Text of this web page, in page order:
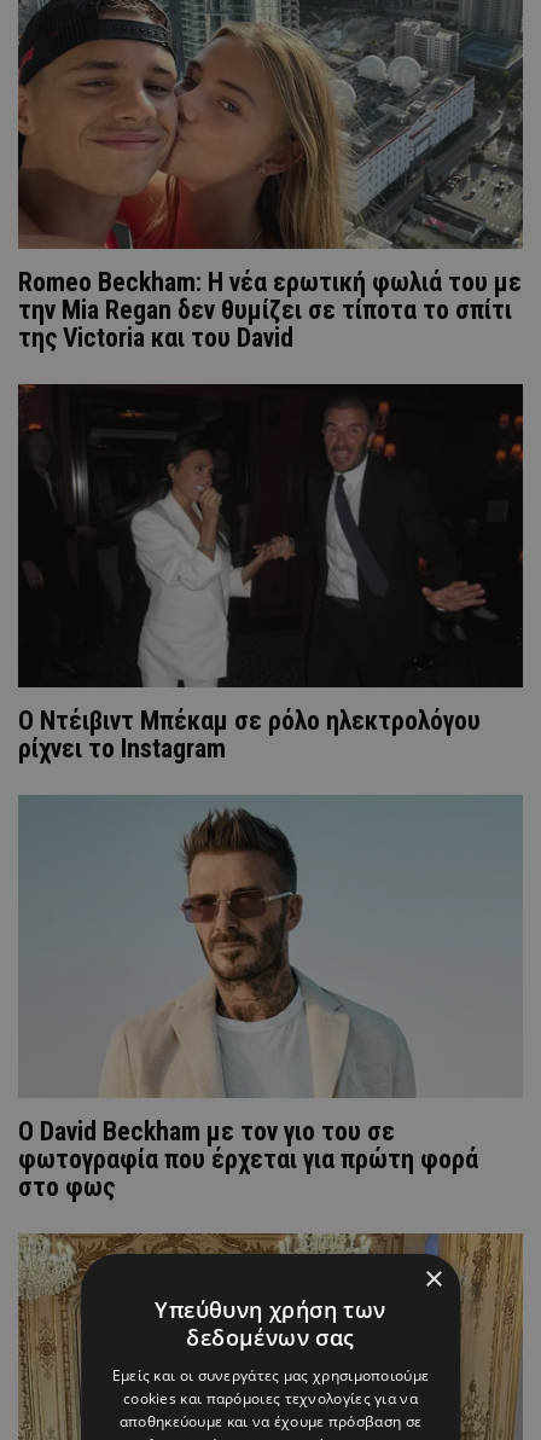
Romeo Beckham: Η νέα ερωτική φωλιά του με
την Mia Regan δεν θυμίζει σε τίποτα το σπίτι
της Victoria και του David
O Ντέιβιντ Μπέκαμ σε ρόλο ηλεκτρολόγου
ρίχνει το Instagram
O David Beckham με τον γιο του σε
φωτογραφία που έρχεται για πρώτη φορά
στο φως
×
Υπεύθυνη χρήση των
δεδομένων σας
Εμείς και οι συνεργάτες μας χρησιμοποιούμε
cookies και παρόμοιες τεχνολογίες για να
αποθηκεύουμε και να έχουμε πρόσβαση σε